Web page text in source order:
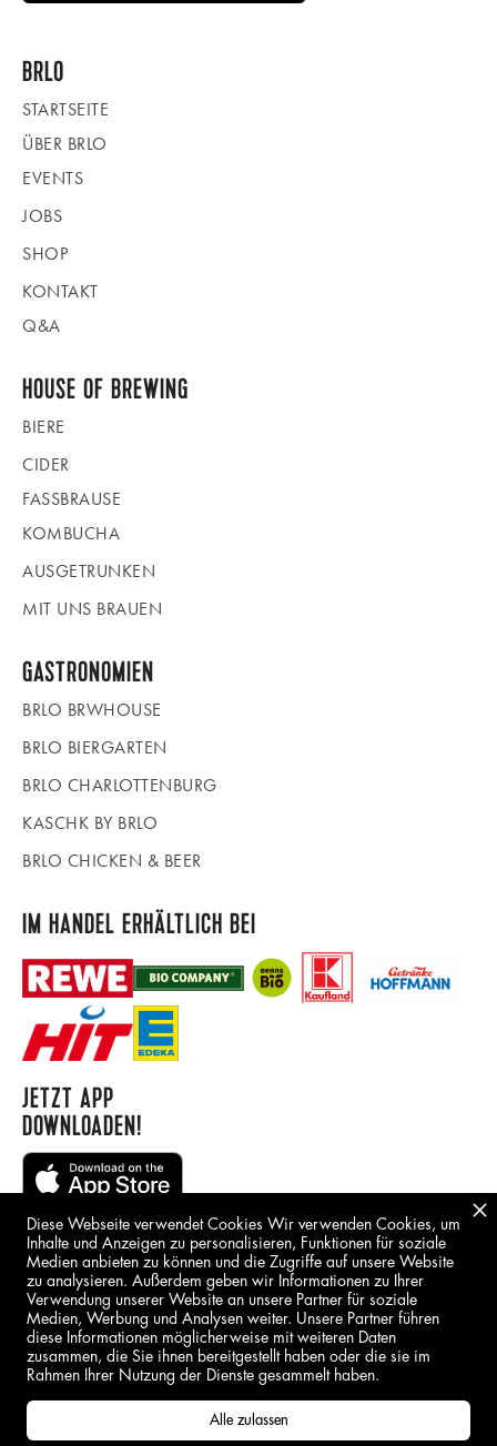
BRLO
STARTSEITE
ÜBER BRLO
EVENTS
JOBS
SHOP
KONTAKT
Q&A
HOUSE OF BREWING
BIERE
CIDER
FASSBRAUSE
KOMBUCHA
AUSGETRUNKEN
MIT UNS BRAUEN
GASTRONOMIEN
BRLO BRWHOUSE
BRLO BIERGARTEN
BRLO CHARLOTTENBURG
KASCHK BY BRLO
BRLO CHICKEN & BEER
IM HANDEL ERHÄLTLICH BEI
JETZT APP
DOWNLOADEN!
BORING STUFF
IMPRESSUM
DSGVO
Diese Webseite verwendet Cookies Wir verwenden Cookies, um
Inhalte und Anzeigen zu personalisieren, Funktionen für soziale
Medien anbieten zu können und die Zugriffe auf unsere Website
zu analysieren. Außerdem geben wir Informationen zu Ihrer
Verwendung unserer Website an unsere Partner für soziale
Medien, Werbung und Analysen weiter. Unsere Partner führen
diese Informationen möglicherweise mit weiteren Daten
zusammen, die Sie ihnen bereitgestellt haben oder die sie im
Rahmen Ihrer Nutzung der Dienste gesammelt haben.
Alle zulassen